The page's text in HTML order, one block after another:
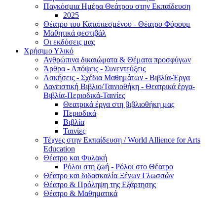
Παγκόσμια Ημέρα Θεάτρου στην Εκπαίδευση
2025
Θέατρο του Καταπιεσμένου - Θέατρο Φόρουμ
Μαθητικά φεστιβάλ
Οι εκδόσεις μας
Χρήσιμο Υλικό
Ανθρώπινα δικαιώματα & Θέματα προσφύγων
Άρθρα - Απόψεις - Συνεντεύξεις
Ασκήσεις - Σχέδια Μαθημάτων - Βιβλία-Έργα
Δανειστική Βιβλιο/Ταινιοθήκη - Θεατρικά έργα-
Βιβλία-Περιοδικά-Ταινίες
Θεατρικά έργα στη βιβλιοθήκη μας
Περιοδικά
Βιβλία
Ταινίες
Τέχνες στην Εκπαίδευση / World Allience for Arts
Education
Θέατρο και Φυλακή
Ρόλοι στη ζωή - Ρόλοι στο Θέατρο
Θέατρο και διδασκαλία Ξένων Γλωσσών
Θέατρο & Πρόληψη της Εξάρτησης
Θέατρο & Μαθηματικά